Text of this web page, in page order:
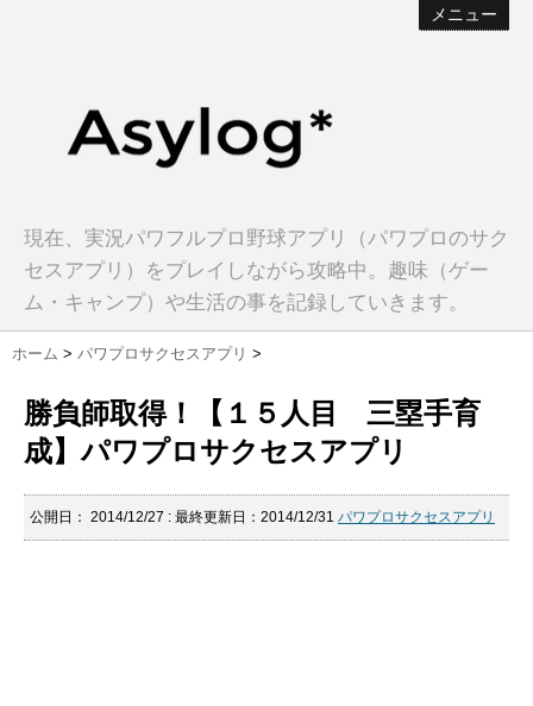
メニュー
現在、実況パワフルプロ野球アプリ（パワプロのサク
セスアプリ）をプレイしながら攻略中。趣味（ゲー
ム・キャンプ）や生活の事を記録していきます。
ホーム > パワプロサクセスアプリ >
勝負師取得！【１５人目 三塁手育
成】パワプロサクセスアプリ
公開日： 2014/12/27 : 最終更新日：2014/12/31 パワプロサクセスアプリ